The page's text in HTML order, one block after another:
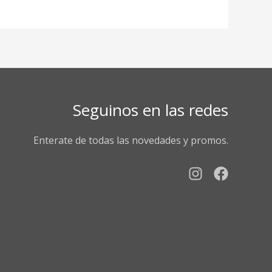
Seguinos en las redes
Enterate de todas las novedades y promos.